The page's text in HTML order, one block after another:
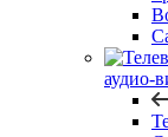
аудио-